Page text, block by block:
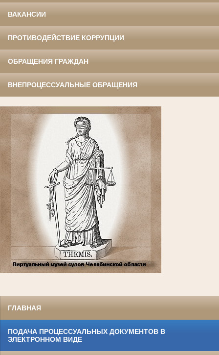
ВАКАНСИИ
ПРОТИВОДЕЙСТВИЕ КОРРУПЦИИ
ОБРАЩЕНИЯ ГРАЖДАН
ВНЕПРОЦЕССУАЛЬНЫЕ ОБРАЩЕНИЯ
ГЛАВНАЯ
ПОДАЧА ПРОЦЕССУАЛЬНЫХ ДОКУМЕНТОВ В
ЭЛЕКТРОННОМ ВИДЕ